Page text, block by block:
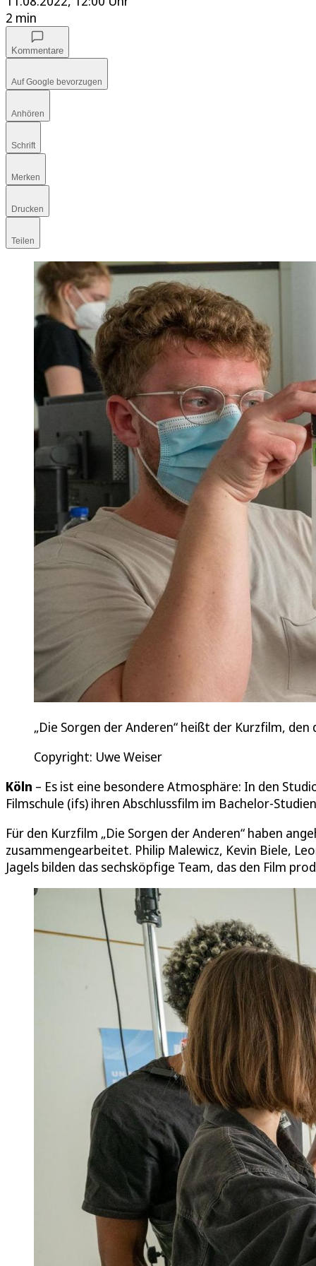
2 min
Kommentare
Auf Google bevorzugen
Anhören
Schrift
Merken
Drucken
Teilen
„Die Sorgen der Anderen“ heißt der Kurzfilm,
Copyright: Uwe Weiser
Köln – Es ist eine besondere Atmosphäre: In den
Filmschule (ifs) ihren Abschlussfilm im Bachelor-
Für den Kurzfilm „Die Sorgen der Anderen“ haben
zusammengearbeitet. Philip Malewicz, Kevin Biele,
Jagels bilden das sechsköpfige Team, das den Film